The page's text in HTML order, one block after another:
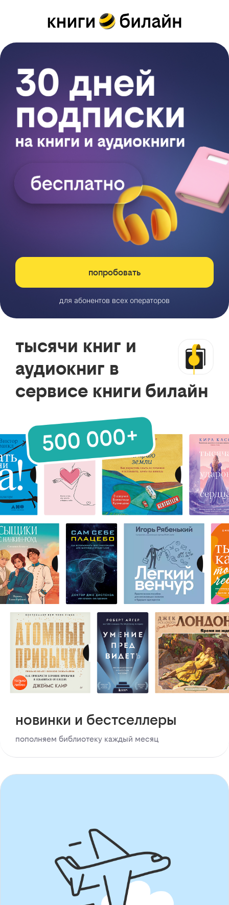
попробовать
для абонентов всех операторов
тысячи книг и
аудиокниг в
сервисе книги билайн
новинки и бестселлеры
пополняем библиотеку каждый месяц